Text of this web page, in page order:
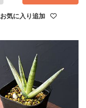
お気に入り追加